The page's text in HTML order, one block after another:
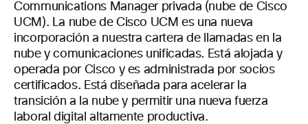
Communications Manager privada (nube de Cisco
UCM). La nube de Cisco UCM es una nueva
incorporación a nuestra cartera de llamadas en la
nube y comunicaciones unificadas. Está alojada y
operada por Cisco y es administrada por socios
certificados. Está diseñada para acelerar la
transición a la nube y permitir una nueva fuerza
laboral digital altamente productiva.